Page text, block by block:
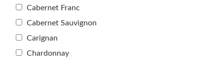
Cabernet Franc
Cabernet Sauvignon
Carignan
Chardonnay